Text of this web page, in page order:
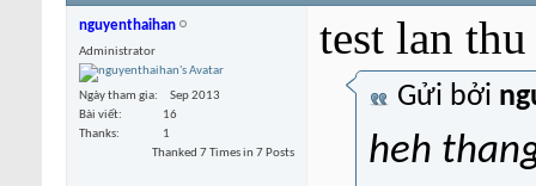
nguyenthaihan
Administrator
Ngày tham gia
Sep 2013
Bài viết
16
Thanks
1
Thanked 7 Times in 7 Posts
test lan
Gửi bởi
heh